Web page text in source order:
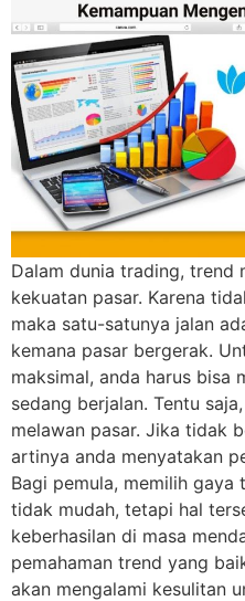
Dalam dunia trading, trend
kekuatan pasar. Karena
maka satu-satunya jalan
kemana pasar bergerak.
maksimal, anda harus bisa
sedang berjalan. Tentu
melawan pasar. Jika tidak
artinya anda menyatakan
Bagi pemula, memilih gaya
tidak mudah, tetapi hal
keberhasilan di masa
pemahaman trend yang
akan mengalami kesulitan